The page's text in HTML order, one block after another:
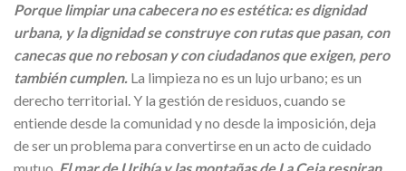
Porque limpiar una cabecera no es estética: es dignidad
urbana, y la dignidad se construye con rutas que pasan, con
canecas que no rebosan y con ciudadanos que exigen, pero
también cumplen. La limpieza no es un lujo urbano; es un
derecho territorial. Y la gestión de residuos, cuando se
entiende desde la comunidad y no desde la imposición, deja
de ser un problema para convertirse en un acto de cuidado